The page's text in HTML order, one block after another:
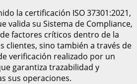
la certificación ISO 37301:2021,
valida su Sistema de Compliance,
factores críticos dentro de la
clientes, sino también a través de
verificación realizado por un
garantiza trazabilidad y
sus operaciones.